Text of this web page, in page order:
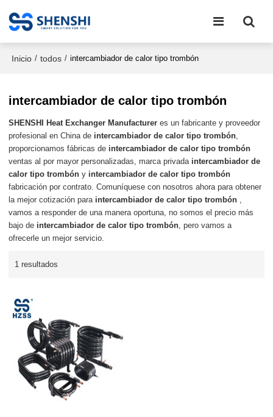
Inicio / todos / intercambiador de calor tipo trombón
intercambiador de calor tipo trombón
SHENSHI Heat Exchanger Manufacturer​ es un fabricante y proveedor
profesional en China de intercambiador de calor tipo trombón,
proporcionamos fábricas de intercambiador de calor tipo trombón
ventas al por mayor personalizadas, marca privada intercambiador de
calor tipo trombón y intercambiador de calor tipo trombón
fabricación por contrato. Comuníquese con nosotros ahora para obtener
la mejor cotización para intercambiador de calor tipo trombón ,
vamos a responder de una manera oportuna, no somos el precio más
bajo de intercambiador de calor tipo trombón, pero vamos a
ofrecerle un mejor servicio.
1 resultados